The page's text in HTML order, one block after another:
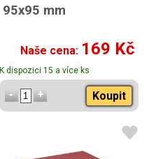
95x95 mm
Naše cena: 169 Kč
K dispozici 15 a více ks
Koupit